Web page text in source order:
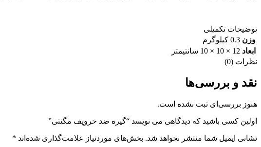
توضیحات تکمیلی
وزن 0.3 کیلوگرم
ابعاد 12 × 10 × 10 سانتیمتر
نظرات (0)
نقد و بررسی‌ها
هنوز بررسی‌ای ثبت نشده است.
اولین کسی باشید که دیدگاهی می نویسد “گیره ضد خروپف مگنتی”
نشانی ایمیل شما منتشر نخواهد شد. بخش‌های موردنیاز علامت‌گذاری شده‌اند *